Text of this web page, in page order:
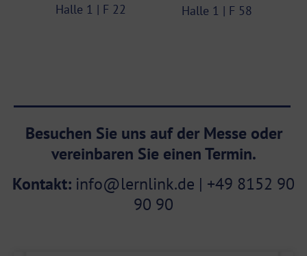
Halle 1 | F 22 Halle 1 | F 58
Besuchen Sie uns auf der Messe oder
vereinbaren Sie einen Termin.
Kontakt: info@lernlink.de | +49 8152 90
90 90